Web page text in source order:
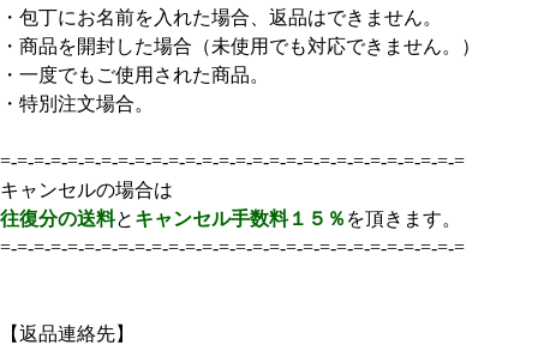
・包丁にお名前を入れた場合、返品はできません。
・商品を開封した場合（未使用でも対応できません。）
・一度でもご使用された商品。
・特別注文場合。
=-=-=-=-=-=-=-=-=-=-=-=-=-=-=-=-=-=-=-=-=-=-=-=-=-=-=-=
キャンセルの場合は
往復分の送料と キャンセル手数料１５％ を頂きます。
=-=-=-=-=-=-=-=-=-=-=-=-=-=-=-=-=-=-=-=-=-=-=-=-=-=-=-=
【返品連絡先】